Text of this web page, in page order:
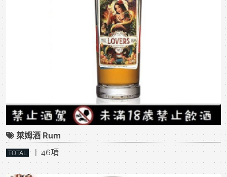
萊姆酒 Rum
TOTAL | 46項